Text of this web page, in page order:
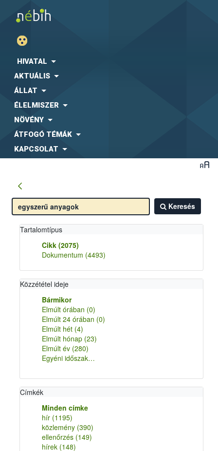
HIVATAL
AKTUÁLIS
ÁLLAT
ÉLELMISZER
NÖVÉNY
ÁTFOGÓ TÉMÁK
KAPCSOLAT
Keresés
Tartalomtípus
Cikk (2075)
Dokumentum (4493)
Közzététel ideje
Bármikor
Elmúlt órában (0)
Elmúlt 24 órában (0)
Elmúlt hét (4)
Elmúlt hónap (23)
Elmúlt év (280)
Egyéni időszak…
Címkék
Minden címke
hír (1195)
közlemény (390)
ellenőrzés (149)
hírek (148)